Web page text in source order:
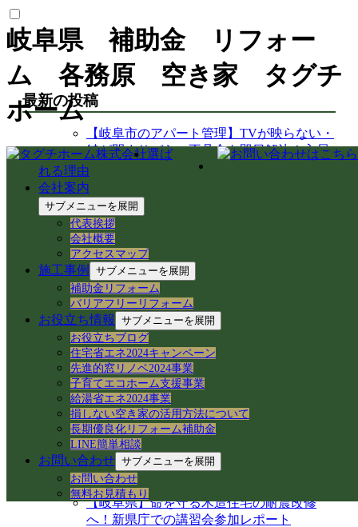
岐阜県 補助金 リフォー
ム 各務原 空き家 タグチ
ホーム
選ば
れる理由
会社案内
サブメニューを展開
代表挨拶
会社概要
アクセスマップ
施工事例
サブメニューを展開
補助金リフォーム
バリアフリーリフォーム
お役立ち情報
サブメニューを展開
お役立ちブログ
住宅省エネ2024キャンペーン
先進的窓リノベ2024事業
子育てエコホーム支援事業
給湯省エネ2024事業
損しない空き家の活用方法について
長期優良化リフォーム補助金
LINE簡単相談
お問い合わせ サブメニューを展開
お問い合わせ
無料お見積もり
最新の投稿
【岐阜市のアパート管理】TVが映らない・
鍵が閉まりづらい不具合を即日解決！入居
者様サポート事例
【中山道今須宿】歴史と空き家再生が交差
する街！徳川家康ゆかりの石や妙応寺架道
橋を巡る
【空き家から空き家へ】家具レスキューで
地域おこし協力隊の新生活＆民泊活用を支
援！
岐阜県各務原市での空き家売買｜確定測量
と境界杭設置（境界確定）の重要性
岐阜県各務原市｜賃貸住宅の売却準備！退
去前の室内確認と修繕のご相談
岐阜市のアパートでシャワーホースを交
換！アダプター適合の注意点と水漏れ対策
岐阜県各務原市の空き家・賃貸管理｜入居
者募集とDIY補修のリアル
【岐阜県各務原市】事務所の大掃除＆床ワ
ックス掛けを実施！綺麗な職場環境を保つ
手順とコツ
岐阜県各務原市｜減築リフォームとテラス
屋根下の土間コンクリート工事
【岐阜県】命を守る木造住宅の耐震改修
へ！新県庁での講習会参加レポート